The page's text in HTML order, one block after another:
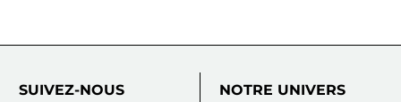
SUIVEZ-NOUS NOTRE UNIVERS